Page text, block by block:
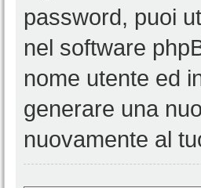
password, puoi
nel software
nome utente ed
generare una
nuovamente al